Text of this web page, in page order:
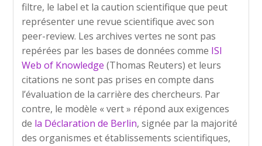
filtre, le label et la caution scientifique que peut
représenter une revue scientifique avec son
peer-review. Les archives vertes ne sont pas
repérées par les bases de données comme ISI
Web of Knowledge (Thomas Reuters) et leurs
citations ne sont pas prises en compte dans
l’évaluation de la carrière des chercheurs. Par
contre, le modèle « vert » répond aux exigences
de la Déclaration de Berlin, signée par la majorité
des organismes et établissements scientifiques,